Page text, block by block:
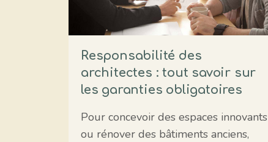
Responsabilité des
architectes : tout savoir sur
les garanties obligatoires
Pour concevoir des espaces innovants
ou rénover des bâtiments anciens,